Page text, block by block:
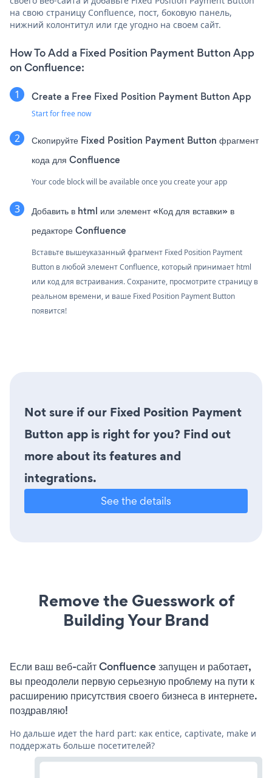
на свою страницу Confluence, пост, боковую панель,
нижний колонтитул или где угодно на своем сайт.
How To Add a Fixed Position Payment Button App
on Confluence:
Create a Free Fixed Position Payment Button App
Start for free now
Скопируйте Fixed Position Payment Button фрагмент
кода для Confluence
Your code block will be available once you create your app
Добавить в html или элемент «Код для вставки» в
редакторе Confluence
Вставьте вышеуказанный фрагмент Fixed Position Payment
Button в любой элемент Confluence, который принимает html
или код для встраивания. Сохраните, просмотрите страницу в
реальном времени, и ваше Fixed Position Payment Button
появится!
Not sure if our Fixed Position Payment
Button app is right for you? Find out
more about its features and
integrations.
See the details
Remove the Guesswork of
Building Your Brand
Если ваш веб-сайт Confluence запущен и работает,
вы преодолели первую серьезную проблему на пути к
расширению присутствия своего бизнеса в интернете.
поздравляю!
Но дальше идет the hard part: как entice, captivate, make и
поддержать больше посетителей?